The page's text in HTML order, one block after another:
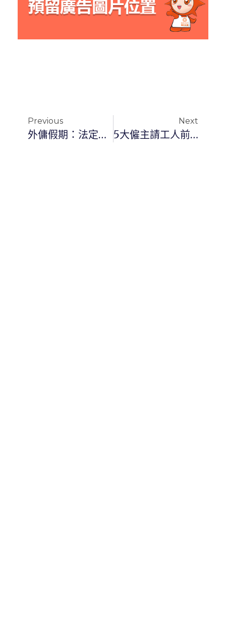
Previous
外傭假期：法定假日、休息日及年假 ｜外傭中心｜家傭資訊
Next
5大僱主請工人前需注意的事項